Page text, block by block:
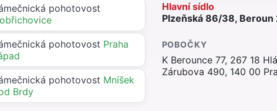
pohotovost
pohotovost Praha
pohotovost Mníšek
Brdy
Hlavní sídlo
Plzeňská 86/38, Beroun
POBOČKY
K Berounce 77, 267 18
Zárubova 490, 140 00